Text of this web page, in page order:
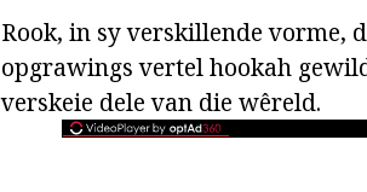
Rook, in sy verskillende vorme,
opgrawings vertel hookah
verskeie dele van die wêreld.